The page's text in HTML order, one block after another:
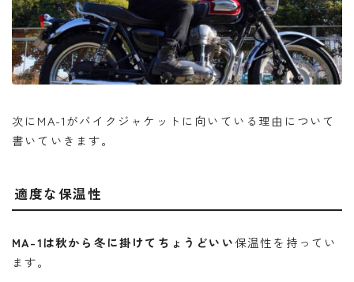
次にMA-1がバイクジャケットに向いている理由について
書いていきます。
適度な保温性
MA-1は秋から冬に掛けてちょうどいい保温性を持ってい
ます。